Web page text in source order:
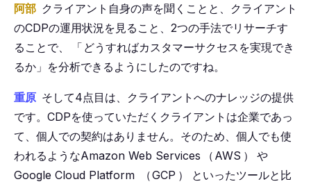
阿部 クライアント自身の声を聞くことと、クライアント
のCDPの運用状況を見ること、2つの手法でリサーチす
ることで、
「 どうすればカスタマーサクセスを実現でき
るか」を分析できるようにしたのですね。
重原 そして4点目は、クライアントへのナレッジの提供
です。CDPを使っていただくクライアントは企業であっ
て、個人での契約はありません。そのため、個人でも使
われるようなAmazon Web Services
（ AWS ） や
Google Cloud Platform
（GCP ）
といったツールと比